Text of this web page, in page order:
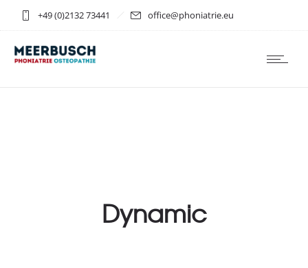
+49 (0)2132 73441 office@phoniatrie.eu
Dynamic